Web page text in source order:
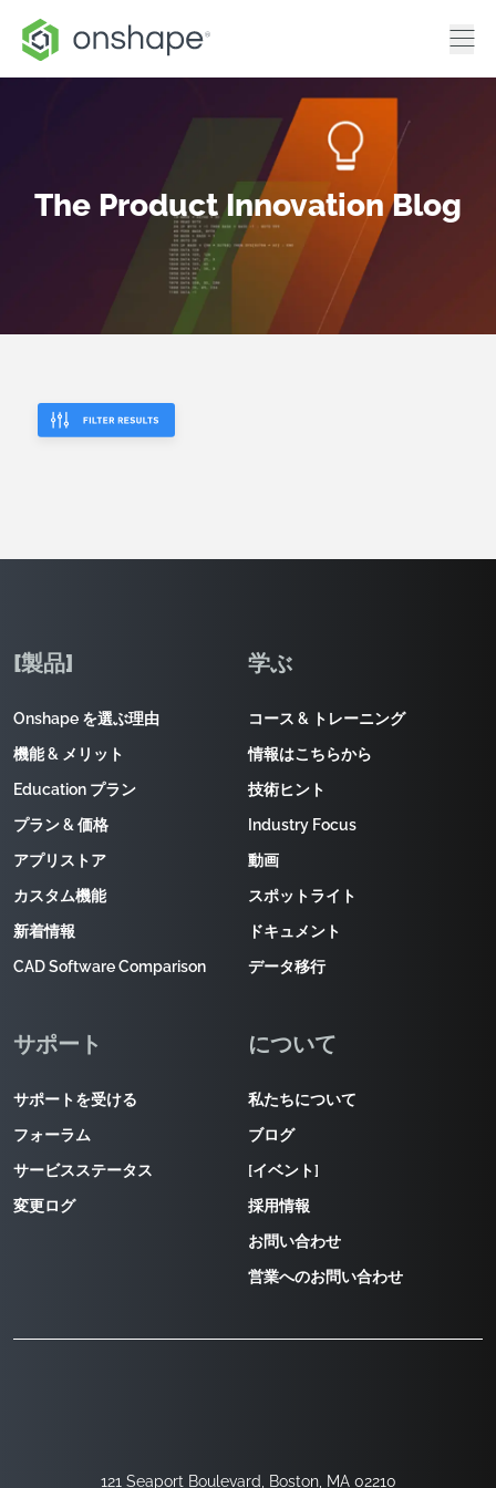
The Product Innovation Blog
121 Seaport Boulevard, Boston, MA 02210
[製品]
Onshape を選ぶ理由
機能 & メリット
Education プラン
プラン & 価格
アプリストア
カスタム機能
新着情報
CAD Software Comparison
学ぶ
コース & トレーニング
情報はこちらから
技術ヒント
Industry Focus
動画
スポットライト
ドキュメント
データ移行
サポート
サポートを受ける
フォーラム
サービスステータス
変更ログ
について
私たちについて
ブログ
[イベント]
採用情報
お問い合わせ
営業へのお問い合わせ